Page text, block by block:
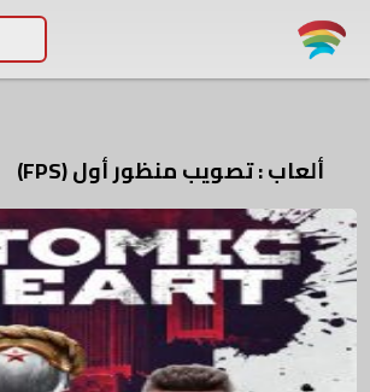
ألعاب : تصويب منظور أول (FPS)